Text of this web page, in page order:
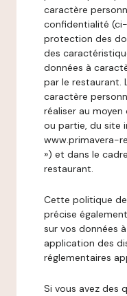
caractère
confidentialité
protection des
des
données à
par le restaurant.
caractère
réaliser au
ou partie, du site
www.primavera-
») et dans le
restaurant.
Cette politique
précise
sur vos données
application des
réglementaires
Si vous avez des